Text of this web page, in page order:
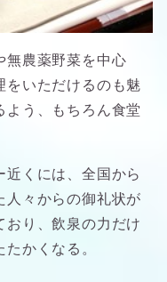
無農薬野菜を中心
をいただけるのも魅
よう、もちろん食堂
近くには、全国から
人々からの御礼状が
おり、飲泉の力だけ
かくなる。